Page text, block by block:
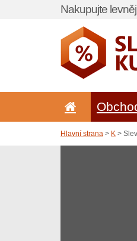
Nakupujte
Hlavní strana > K >